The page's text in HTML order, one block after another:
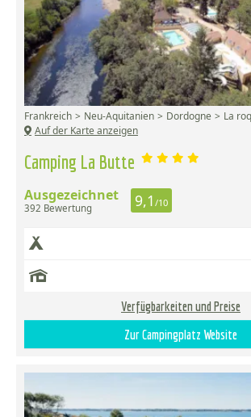
Camping La Butte
Frankreich Neu-Aquitanien Dordogne
La
Auf der Karte anzeigen
Ausgezeichnet
392 Bewertung 9,1 /10
Verfügbarkeiten und Preise
Zur Campingplatz Website